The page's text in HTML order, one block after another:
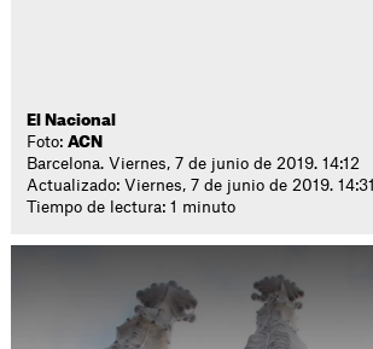
El Nacional
Foto:ACN
Barcelona. Viernes, 7 de junio de 2019. 14:12
Actualizado: Viernes, 7 de junio de 2019. 14:31
Tiempo de lectura: 1 minuto